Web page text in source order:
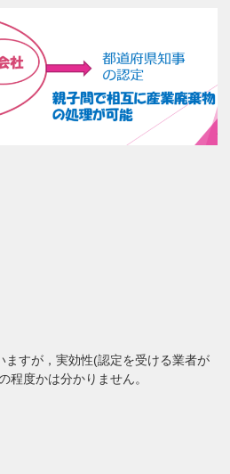
すが，実効性(認定を受ける業者が
程度かは分かりません。